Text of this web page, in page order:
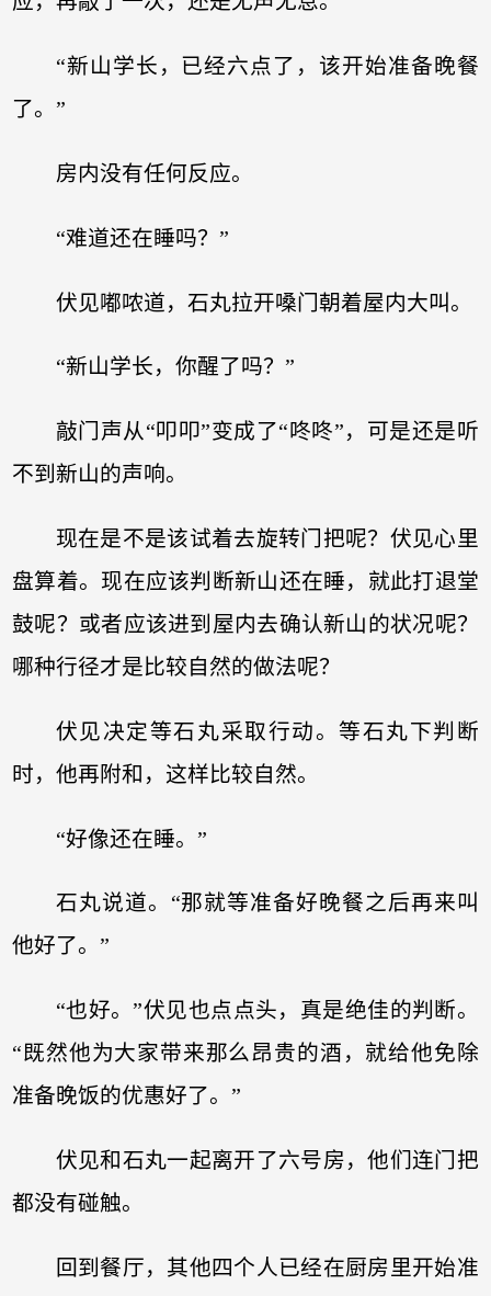
“新山学长，已经六点了，该开始准备晚餐
了。”
房内没有任何反应。
“难道还在睡吗？”
伏见嘟哝道，石丸拉开嗓门朝着屋内大叫。
“新山学长，你醒了吗？”
敲门声从“叩叩”变成了“咚咚”，可是还是听
不到新山的声响。
现在是不是该试着去旋转门把呢？伏见心里
盘算着。现在应该判断新山还在睡，就此打退堂
鼓呢？或者应该进到屋内去确认新山的状况呢？
哪种行径才是比较自然的做法呢？
伏见决定等石丸采取行动。等石丸下判断
时，他再附和，这样比较自然。
“好像还在睡。”
石丸说道。“那就等准备好晚餐之后再来叫
他好了。”
“也好。”伏见也点点头，真是绝佳的判断。
“既然他为大家带来那么昂贵的酒，就给他免除
准备晚饭的优惠好了。”
伏见和石丸一起离开了六号房，他们连门把
都没有碰触。
回到餐厅，其他四个人已经在厨房里开始准